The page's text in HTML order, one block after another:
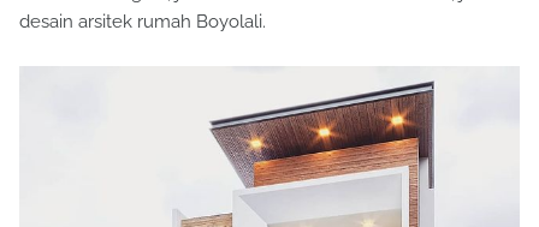
desain arsitek rumah Boyolali.